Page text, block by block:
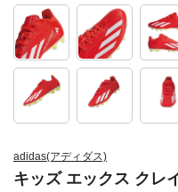
adidas(アディダス)
キッズ エックス クレ